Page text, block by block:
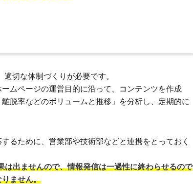
切な体制づくりが必要です。
ムページの運営目的に沿って、コンテンツを作成
脱率などのボリュームと推移」を分析し、定期的に
るために、営業部や技術部などと連携をとっておく
出ませんので、情報発信は一過性に終わらせるので
ません。